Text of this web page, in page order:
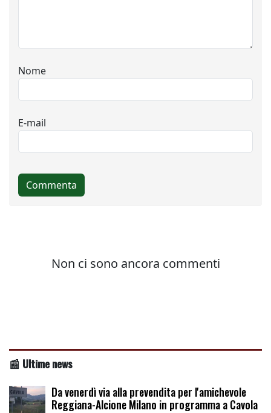
📰 Ultime news
Da venerdì via alla prevendita per l'amichevole
Reggiana-Alcione Milano in programma a Cavola